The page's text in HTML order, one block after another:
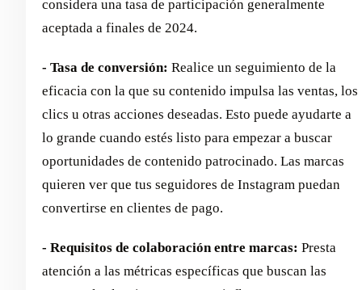
considera una tasa de participación generalmente
aceptada a finales de 2024.
- Tasa de conversión: Realice un seguimiento de la
eficacia con la que su contenido impulsa las ventas, los
clics u otras acciones deseadas. Esto puede ayudarte a
lo grande cuando estés listo para empezar a buscar
oportunidades de contenido patrocinado. Las marcas
quieren ver que tus seguidores de Instagram puedan
convertirse en clientes de pago.
- Requisitos de colaboración entre marcas: Presta
atención a las métricas específicas que buscan las